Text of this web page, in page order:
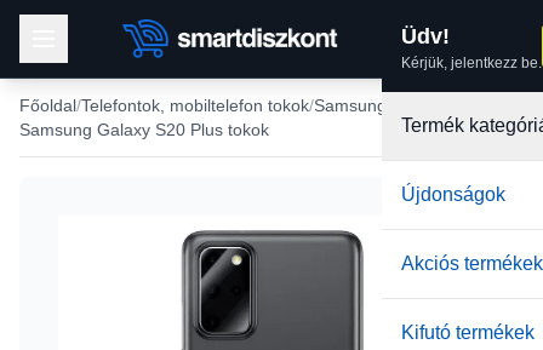
Üdv!
Kérjük, jelentkezz be.
Termék
Újdonságok
Akciós termékek
Kifutó termékek
Főoldal Telefontok, mobiltelefon tokok Samsung tokok
Samsung Galaxy S20 Plus tokok